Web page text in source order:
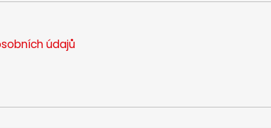
údajů